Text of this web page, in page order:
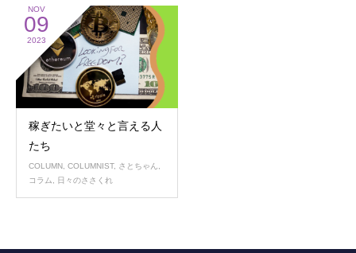
NOV
09
2023
稼ぎたいと堂々と言える人
たち
COLUMN, COLUMNIST, さとちゃん,
コラム, 日々のささくれ